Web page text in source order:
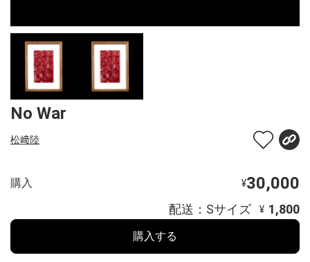
No War
松﨑陸
購入 ¥30,000
配送：Sサイズ ¥ 1,800
購入する